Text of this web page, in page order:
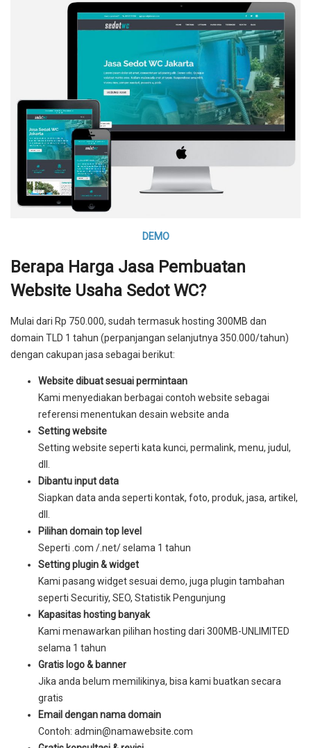
DEMO
Berapa Harga Jasa Pembuatan
Website Usaha Sedot WC?
Mulai dari Rp 750.000, sudah termasuk hosting 300MB dan
domain TLD 1 tahun (perpanjangan selanjutnya 350.000/tahun)
dengan cakupan jasa sebagai berikut:
Website dibuat sesuai permintaan
Kami menyediakan berbagai contoh website sebagai
referensi menentukan desain website anda
Setting website
Setting website seperti kata kunci, permalink, menu, judul,
dll.
Dibantu input data
Siapkan data anda seperti kontak, foto, produk, jasa, artikel,
dll.
Pilihan domain top level
Seperti .com /.net/ selama 1 tahun
Setting plugin & widget
Kami pasang widget sesuai demo, juga plugin tambahan
seperti Securitiy, SEO, Statistik Pengunjung
Kapasitas hosting banyak
Kami menawarkan pilihan hosting dari 300MB-UNLIMITED
selama 1 tahun
Gratis logo & banner
Jika anda belum memilikinya, bisa kami buatkan secara
gratis
Email dengan nama domain
Contoh: admin@namawebsite.com